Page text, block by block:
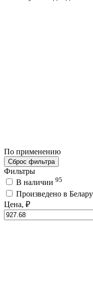
По применению
Сброс фильтра
Фильтры
В наличии 95
Произведено в
Цена, ₽